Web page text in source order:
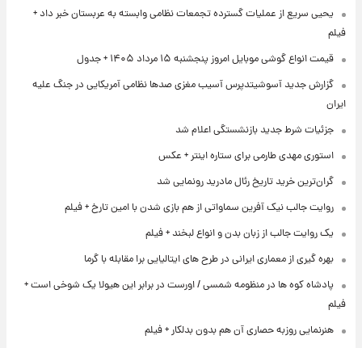
یحیی سریع از عملیات گسترده تجمعات نظامی وابسته به عربستان خبر داد +
فیلم
قیمت انواع گوشی موبایل امروز پنجشنبه ۱۵ مرداد ۱۴۰۵ + جدول
گزارش جدید آسوشیتدپرس آسیب مغزی صدها نظامی آمریکایی در جنگ علیه
ایران
جزئیات شرط جدید بازنشستگی اعلام شد
استوری مهدی طارمی برای ستاره اینتر + عکس
گران‌ترین خرید تاریخ رئال مادرید رونمایی شد
روایت جالب نیک آفرین سماواتی از هم بازی شدن با امین تارخ + فیلم
یک روایت جالب از زبان بدن و انواع لبخند + فیلم
بهره گیری از معماری ایرانی در طرح های ایتالیایی برا مقابله با گرما
پادشاه کوه ها در منظومه شمسی / اورست در برابر این هیولا یک شوخی است +
فیلم
هنرنمایی روزبه حصاری آن هم بدون بدلکار + فیلم